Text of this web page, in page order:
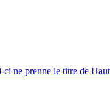
ci ne prenne le titre de